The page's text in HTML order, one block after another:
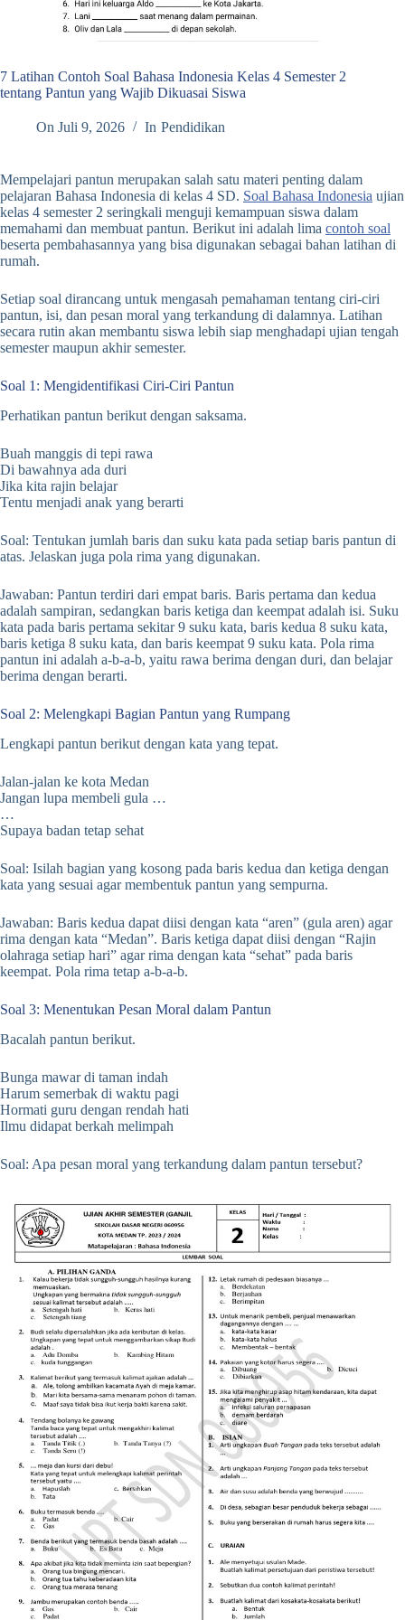
7 Latihan Contoh Soal Bahasa Indonesia Kelas 4 Semester 2
tentang Pantun yang Wajib Dikuasai Siswa
On Juli 9, 2026 In Pendidikan
Mempelajari pantun merupakan salah satu materi penting dalam
pelajaran Bahasa Indonesia di kelas 4 SD. Soal Bahasa Indonesia ujian
kelas 4 semester 2 seringkali menguji kemampuan siswa dalam
memahami dan membuat pantun. Berikut ini adalah lima contoh soal
beserta pembahasannya yang bisa digunakan sebagai bahan latihan di
rumah.
Setiap soal dirancang untuk mengasah pemahaman tentang ciri-ciri
pantun, isi, dan pesan moral yang terkandung di dalamnya. Latihan
secara rutin akan membantu siswa lebih siap menghadapi ujian tengah
semester maupun akhir semester.
Soal 1: Mengidentifikasi Ciri-Ciri Pantun
Perhatikan pantun berikut dengan saksama.
Buah manggis di tepi rawa
Di bawahnya ada duri
Jika kita rajin belajar
Tentu menjadi anak yang berarti
Soal: Tentukan jumlah baris dan suku kata pada setiap baris pantun di
atas. Jelaskan juga pola rima yang digunakan.
Jawaban: Pantun terdiri dari empat baris. Baris pertama dan kedua
adalah sampiran, sedangkan baris ketiga dan keempat adalah isi. Suku
kata pada baris pertama sekitar 9 suku kata, baris kedua 8 suku kata,
baris ketiga 8 suku kata, dan baris keempat 9 suku kata. Pola rima
pantun ini adalah a-b-a-b, yaitu rawa berima dengan duri, dan belajar
berima dengan berarti.
Soal 2: Melengkapi Bagian Pantun yang Rumpang
Lengkapi pantun berikut dengan kata yang tepat.
Jalan-jalan ke kota Medan
Jangan lupa membeli gula …
…
Supaya badan tetap sehat
Soal: Isilah bagian yang kosong pada baris kedua dan ketiga dengan
kata yang sesuai agar membentuk pantun yang sempurna.
Jawaban: Baris kedua dapat diisi dengan kata “aren” (gula aren) agar
rima dengan kata “Medan”. Baris ketiga dapat diisi dengan “Rajin
olahraga setiap hari” agar rima dengan kata “sehat” pada baris
keempat. Pola rima tetap a-b-a-b.
Soal 3: Menentukan Pesan Moral dalam Pantun
Bacalah pantun berikut.
Bunga mawar di taman indah
Harum semerbak di waktu pagi
Hormati guru dengan rendah hati
Ilmu didapat berkah melimpah
Soal: Apa pesan moral yang terkandung dalam pantun tersebut?